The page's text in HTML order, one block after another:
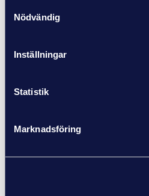
Nödvändig
Inställningar
Statistik
Marknadsföring